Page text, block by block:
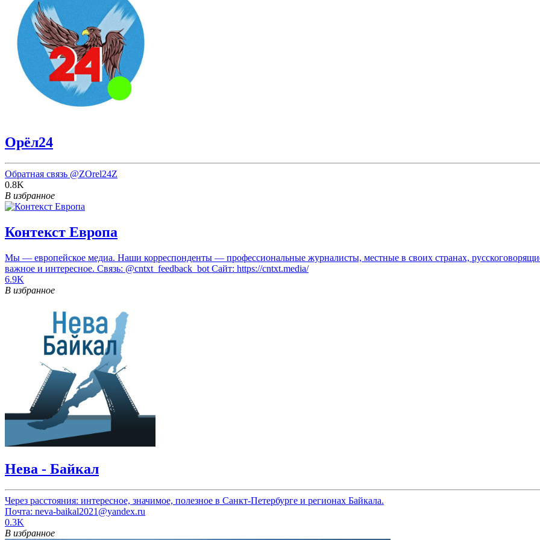
Орёл24
Обратная связь @ZOrel24Z
0.8K
В избранное
Контекст Европа
Мы — европейское медиа. Наши корреспонденты — профессиональные журналисты, местные в своих странах,
важное и интересное. Связь: @cntxt_feedback_bot Сайт: https://cntxt.media/
6.9K
В избранное
Нева - Байкал
Через расстояния: интересное, значимое, полезное в Санкт-Петербурге и регионах Байкала.
Почта: neva-baikal2021@yandex.ru
0.3K
В избранное